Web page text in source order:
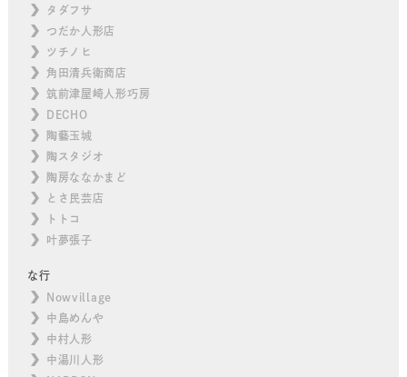
タダフサ
つだか人形店
ツチノヒ
角田清兵衛商店
筑前津屋崎人形巧房
DECHO
陶藝玉城
陶スタジオ
陶房ななかまど
とさ民芸店
トトコ
叶夢張子
な行
Nowvillage
中島めんや
中村人形
中湯川人形